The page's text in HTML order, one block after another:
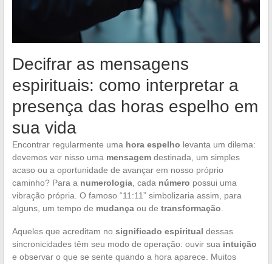
Decifrar as mensagens
espirituais: como interpretar a
presença das horas espelho em
sua vida
Encontrar regularmente uma hora espelho levanta um dilema:
devemos ver nisso uma mensagemdestinada, um simples
acaso ou a oportunidade de avançar em nosso próprio
caminho? Para a numerologia, cada número possui uma
vibração própria. O famoso “11:11” simbolizaria assim, para
alguns, um tempo de mudançaou de transformação
Aqueles que acreditam no significado espiritual dessas
sincronicidades têm seu modo de operação: ouvir sua intuição
e observar o que se sente quando a hora aparece. Muitos